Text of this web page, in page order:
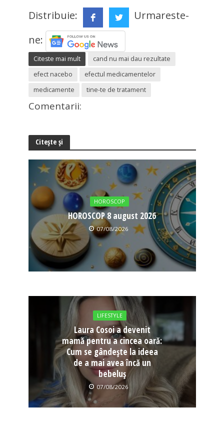
Distribuie:
Urmareste-
ne:
Citeste mai mult
cand nu mai dau rezultate
efect nacebo
efectul medicamentelor
medicamente
tine-te de tratament
Comentarii:
Citește și
HOROSCOP
HOROSCOP 8 august 2026
07/08/2026
LIFESTYLE
Laura Cosoi a devenit
mamă pentru a cincea oară:
Cum se gândește la ideea
de a mai avea încă un
bebeluș
07/08/2026